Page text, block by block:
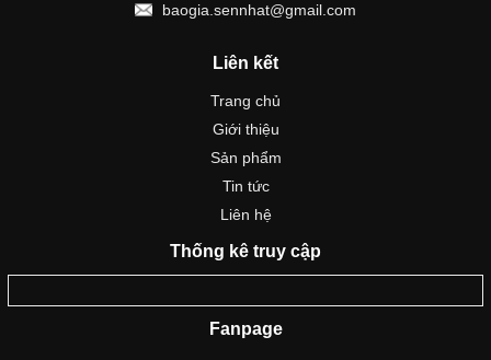
baogia.sennhat@gmail.com
Liên kết
Trang chủ
Giới thiệu
Sản phẩm
Tin tức
Liên hệ
Thống kê truy cập
Fanpage